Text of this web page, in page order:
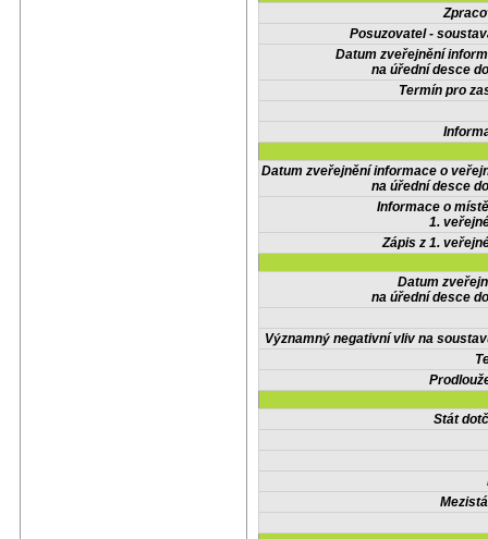
Posuzovatel -
Datum zveřejnění
na úřední desce
Termín pro
Datum zveřejnění informace o
na úřední desce
Informace o
1.
Zápis z 1.
Datum
na úřední desce
Významný negativní vliv na
Stát